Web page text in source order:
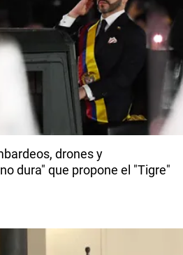
drones y
dura" que propone el "Tigre"